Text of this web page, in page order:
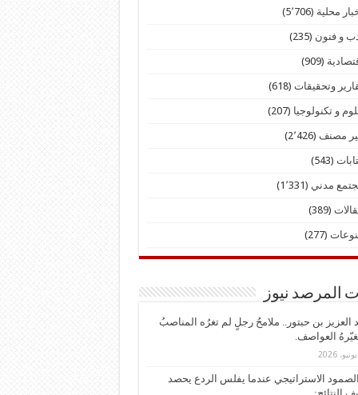
محلية (5٬706)
و فنون (235)
(909)
وتحقيقات (618)
و تكنولوجيا (207)
مصنف (2٬426)
(543)
مدني (1٬331)
(389)
(277)
المرصد نيوز
العزيز بن حبتور.. ملامحُ رجلٍ لم تغرُه المناصبُ
العواصف.
الصمود الاستراتيجي عندما يفلس الردع يحصد